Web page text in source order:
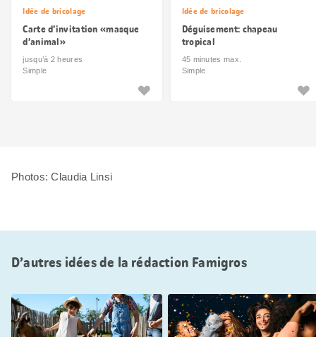
Idée de bricolage
Carte d’invitation «masque
d’animal»
jusqu’à 2 heures
Simple
Idée de bricolage
Déguisement: chapeau
tropical
45 minutes max.
Simple
Photos: Claudia Linsi
D’autres idées de la rédaction Famigros